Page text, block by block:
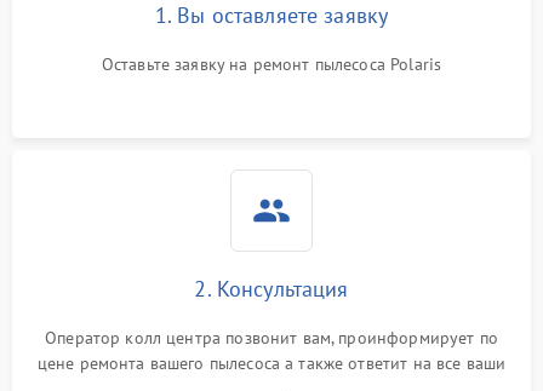
1. Вы оставляете заявку
Оставьте заявку на ремонт пылесоса Polaris
2. Консультация
Оператор колл центра позвонит вам, проинформирует по
цене ремонта вашего пылесоса а также ответит на все ваши